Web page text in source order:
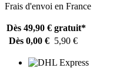
Frais d'envoi en France
Dès 49,90 € gratuit*
Dès 0,00 € 5,90 €